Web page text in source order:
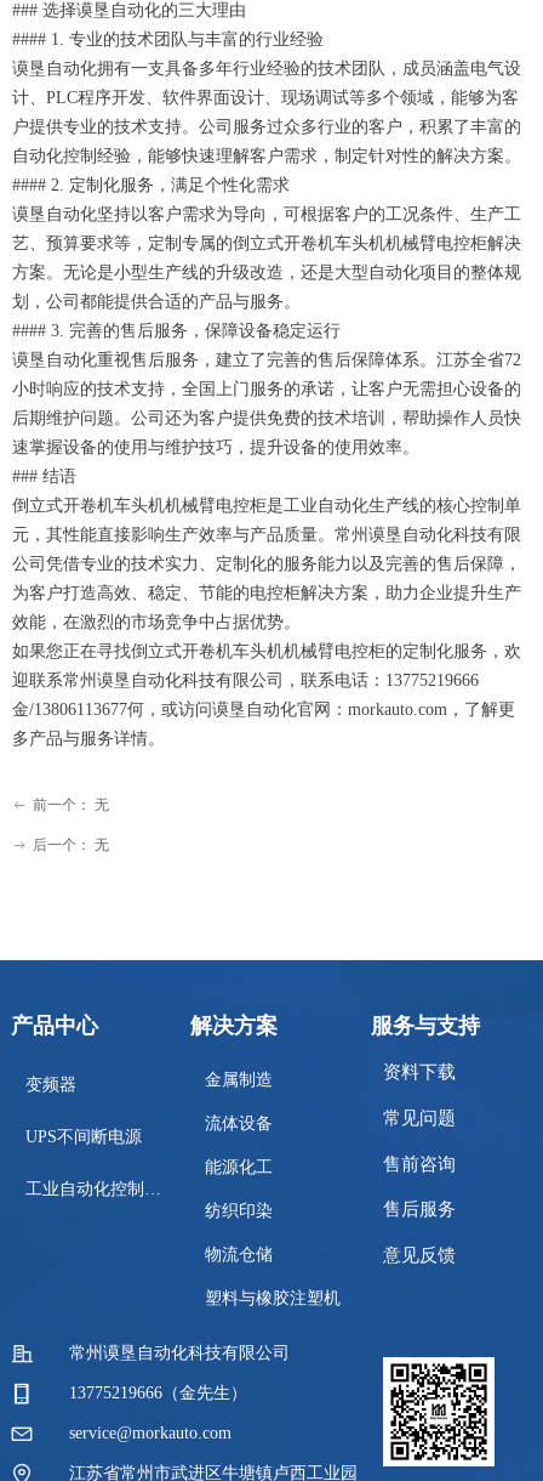
### 选择谟垦自动化的三大理由
#### 1. 专业的技术团队与丰富的行业经验
谟垦自动化拥有一支具备多年行业经验的技术团队，成员涵盖电气设
计、PLC程序开发、软件界面设计、现场调试等多个领域，能够为客
户提供专业的技术支持。公司服务过众多行业的客户，积累了丰富的
自动化控制经验，能够快速理解客户需求，制定针对性的解决方案。
#### 2. 定制化服务，满足个性化需求
谟垦自动化坚持以客户需求为导向，可根据客户的工况条件、生产工
艺、预算要求等，定制专属的倒立式开卷机车头机机械臂电控柜解决
方案。无论是小型生产线的升级改造，还是大型自动化项目的整体规
划，公司都能提供合适的产品与服务。
#### 3. 完善的售后服务，保障设备稳定运行
谟垦自动化重视售后服务，建立了完善的售后保障体系。江苏全省72
小时响应的技术支持，全国上门服务的承诺，让客户无需担心设备的
后期维护问题。公司还为客户提供免费的技术培训，帮助操作人员快
速掌握设备的使用与维护技巧，提升设备的使用效率。
### 结语
倒立式开卷机车头机机械臂电控柜是工业自动化生产线的核心控制单
元，其性能直接影响生产效率与产品质量。常州谟垦自动化科技有限
公司凭借专业的技术实力、定制化的服务能力以及完善的售后保障，
为客户打造高效、稳定、节能的电控柜解决方案，助力企业提升生产
效能，在激烈的市场竞争中占据优势。
如果您正在寻找倒立式开卷机车头机机械臂电控柜的定制化服务，欢
迎联系常州谟垦自动化科技有限公司，联系电话：13775219666
金/13806113677何，或访问谟垦自动化官网：morkauto.com，了解更
多产品与服务详情。
ꂃ 前一个： 无
ꁹ 后一个： 无
产品中心
变频器
UPS不间断电源
工业自动化控制系统
解决方案
金属制造
流体设备
能源化工
纺织印染
物流仓储
塑料与橡胶注塑机
服务与支持
资料下载
常见问题
售前咨询
售后服务
意见反馈
常州谟垦自动化科技有限公司
13775219666（金先生）
service@morkauto.com
江苏省常州市武进区牛塘镇卢西工业园